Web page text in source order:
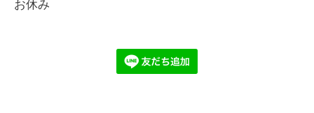
お休み